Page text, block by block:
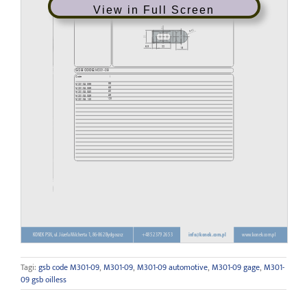
View in Full Screen
Tagi: gsb code M301-09, M301-09, M301-09 automotive, M301-09 gage, M301-
09 gsb oilless